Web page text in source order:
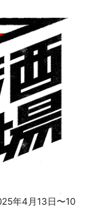
年4月13日〜10